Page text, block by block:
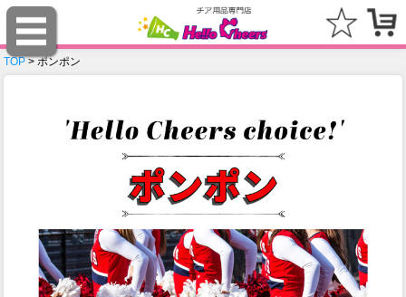
TOP> ポンポン